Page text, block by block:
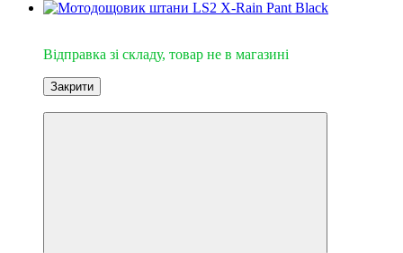
Відправка зі складу, товар не в магазині
Закрити